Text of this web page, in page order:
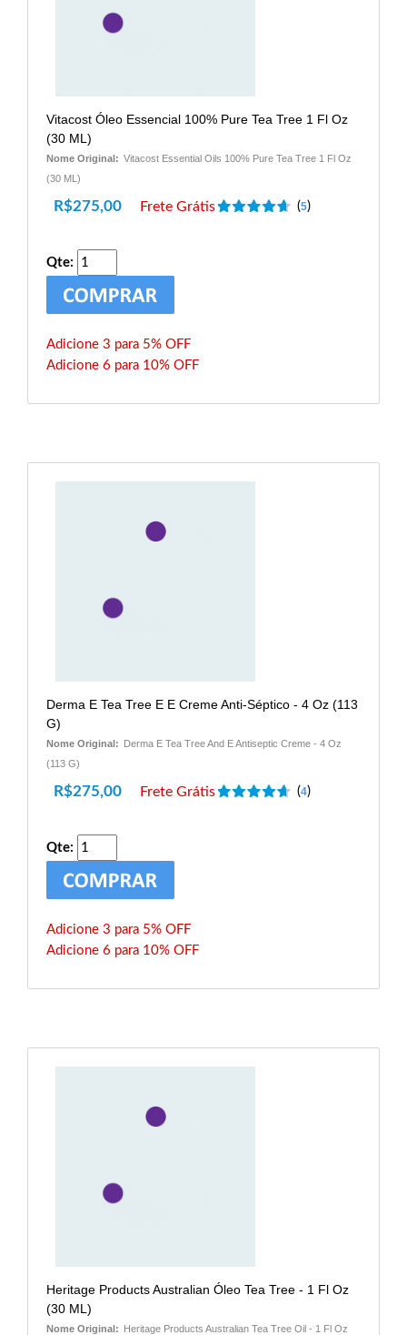
Vitacost Óleo Essencial 100% Pure Tea Tree 1 Fl Oz
(30 ML)
Nome Original: Vitacost Essential Oils 100% Pure Tea Tree 1 Fl Oz
(30 ML)
R$275,00 Frete Grátis (5)
Qte:
Adicione 3 para 5% OFF
Adicione 6 para 10% OFF
Derma E Tea Tree E E Creme Anti-Séptico - 4 Oz (113
G)
Nome Original: Derma E Tea Tree And E Antiseptic Creme - 4 Oz
(113 G)
R$275,00 Frete Grátis (4)
Qte:
Adicione 3 para 5% OFF
Adicione 6 para 10% OFF
Heritage Products Australian Óleo Tea Tree - 1 Fl Oz
(30 ML)
Nome Original: Heritage Products Australian Tea Tree Oil - 1 Fl Oz